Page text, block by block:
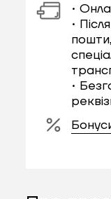
•
•
•